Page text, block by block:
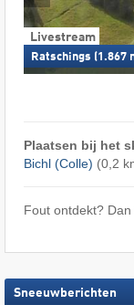
Livestream
Ratschings (1.867
Plaatsen bij het
Bichl (Colle) (0,2
Fout ontdekt?
Sneeuwberichten